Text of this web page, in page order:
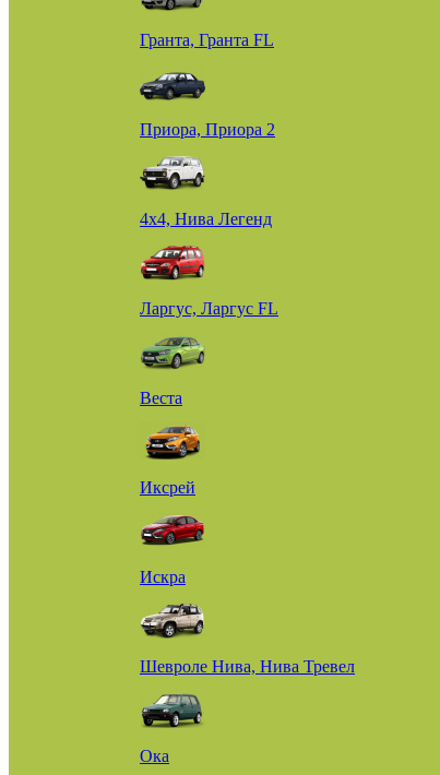
Гранта, Гранта FL
Приора, Приора 2
4х4, Нива Легенд
Ларгус, Ларгус FL
Веста
Иксрей
Искра
Шевроле Нива, Нива Тревел
Ока